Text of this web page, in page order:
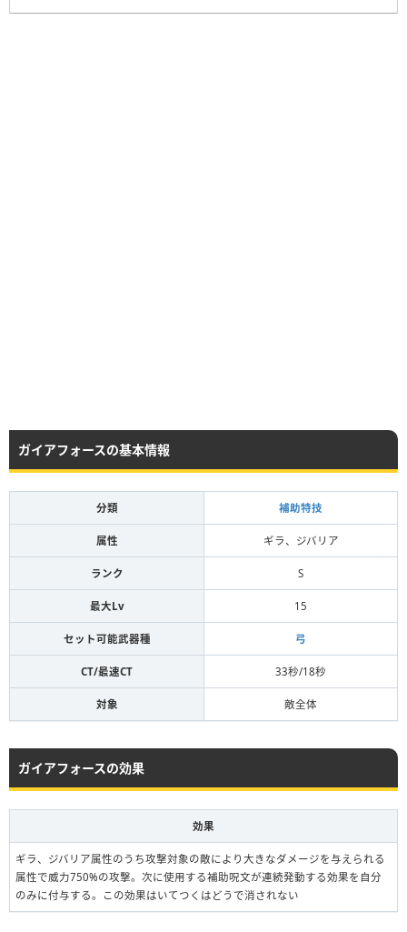
ガイアフォースの基本情報
分類 補助特技
属性 ギラ、ジバリア
ランク S
最大Lv 15
セット可能武器種 弓
CT/最速CT 33秒/18秒
対象 敵全体
ガイアフォースの効果
効果
ギラ、ジバリア属性のうち攻撃対象の敵により大きなダメージを与えられる
属性で威力750%の攻撃。次に使用する補助呪文が連続発動する効果を自分
のみに付与する。この効果はいてつくはどうで消されない